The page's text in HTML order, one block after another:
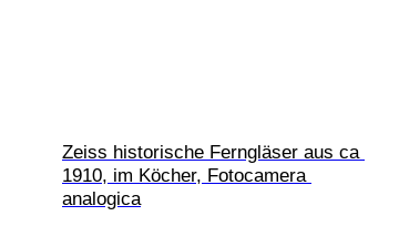
Zeiss historische Ferngläser aus ca
1910, im Köcher, Fotocamera
analogica